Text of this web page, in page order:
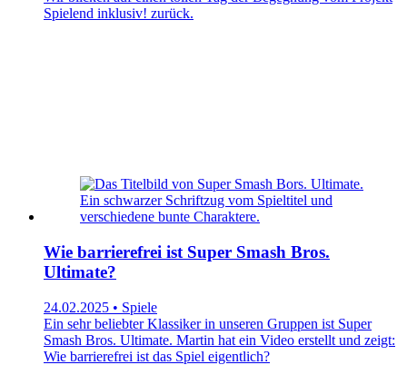
Spielend inklusiv! zurück.
Wie barrierefrei ist Super Smash Bros.
Ultimate?
24.02.2025 • Spiele
Ein sehr beliebter Klassiker in unseren Gruppen ist Super
Smash Bros. Ultimate. Martin hat ein Video erstellt und zeigt:
Wie barrierefrei ist das Spiel eigentlich?